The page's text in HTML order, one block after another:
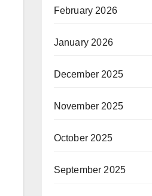
February 2026
January 2026
December 2025
November 2025
October 2025
September 2025